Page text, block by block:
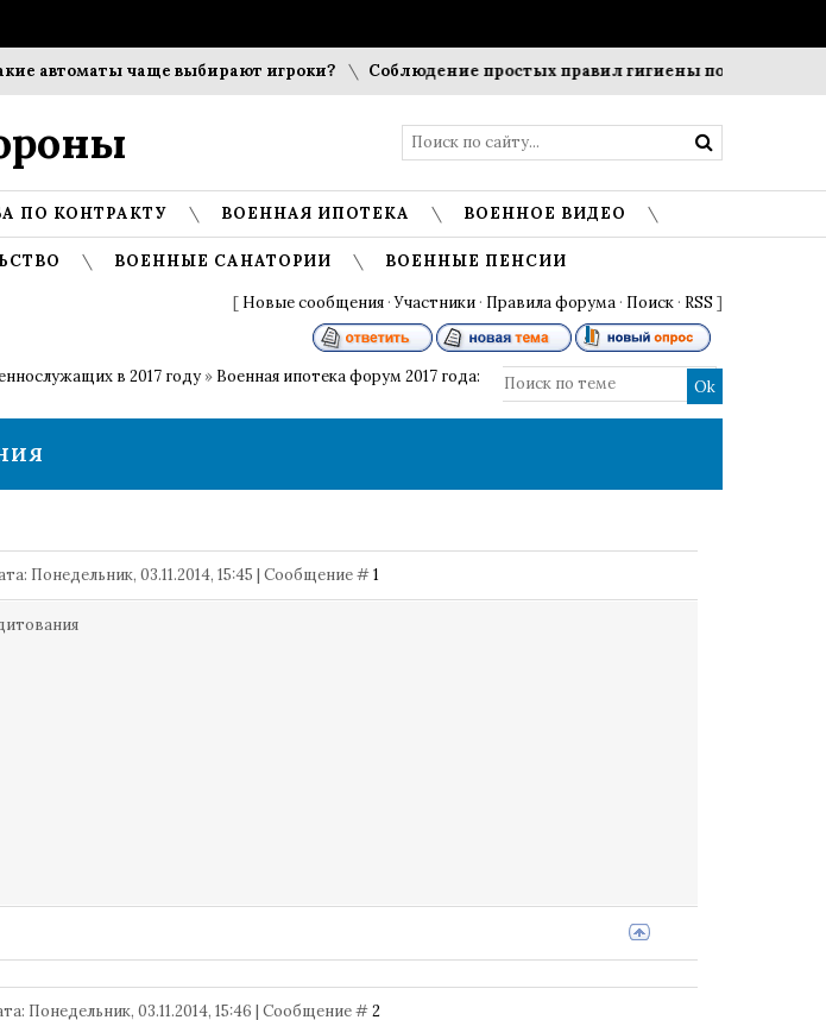
автоматы чаще выбирают игроки? Соблюдение простых правил гигиены помогает
ПО КОНТРАКТУ ВОЕННАЯ ИПОТЕКА ВОЕННОЕ ВИДЕО
ВОЕННЫЕ САНАТОРИИ ВОЕННЫЕ ПЕНСИИ
[ Новые сообщения ·Участники · Правила форума · Поиск · RSS ]
в 2017 году » Военная ипотека форум 2017 года:
Понедельник, 03.11.2014, 15:45 | Сообщение #1
Понедельник, 03.11.2014, 15:46 | Сообщение #2